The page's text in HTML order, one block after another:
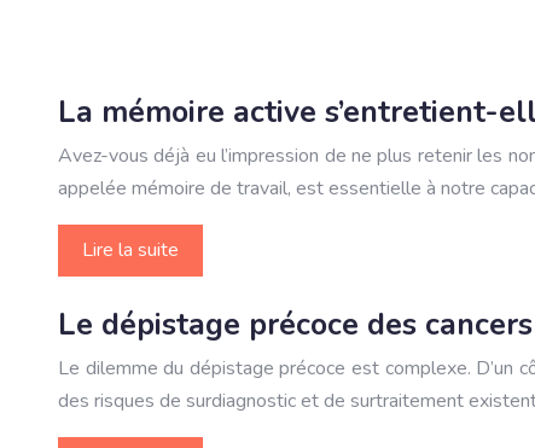
La mémoire active s’entretient-
Avez-vous déjà eu l’impression de ne plus retenir les
appelée mémoire de travail, est essentielle à notre
Lire la suite
Le dépistage précoce des
Le dilemme du dépistage précoce est complexe. D’un
des risques de surdiagnostic et de surtraitement